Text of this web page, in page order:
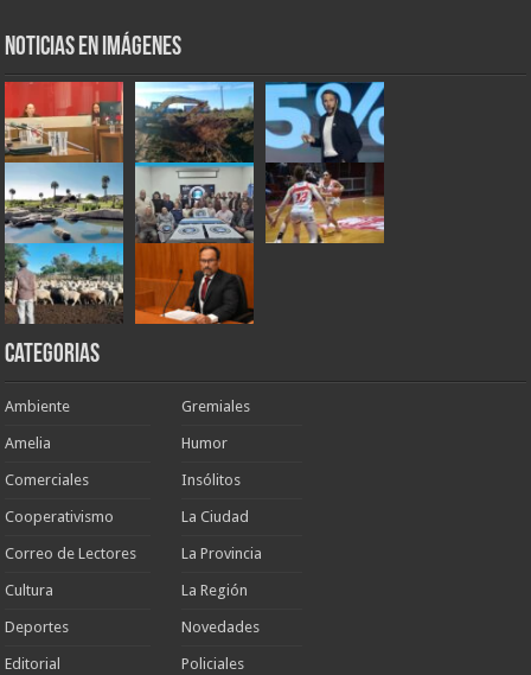
Noticias en Imágenes
Categorias
Ambiente
Amelia
Comerciales
Cooperativismo
Correo de Lectores
Cultura
Deportes
Editorial
Gremiales
Humor
Insólitos
La Ciudad
La Provincia
La Región
Novedades
Policiales